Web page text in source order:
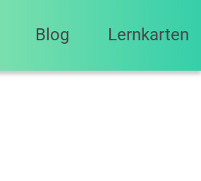
Blog Lernkarten